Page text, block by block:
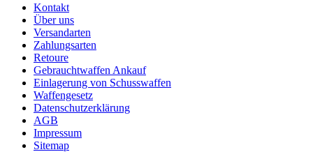
Kontakt
Über uns
Versandarten
Zahlungsarten
Retoure
Gebrauchtwaffen Ankauf
Einlagerung von Schusswaffen
Waffengesetz
Datenschutzerklärung
AGB
Impressum
Sitemap